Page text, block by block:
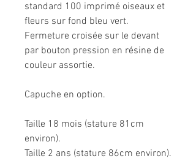
standard 100 imprimé oiseaux et
fleurs sur fond bleu vert.
Fermeture croisée sur le devant
par bouton pression en résine de
couleur assortie.
Capuche en option.
Taille 18 mois (stature 81cm
environ).
Taille 2 ans (stature 86cm environ).